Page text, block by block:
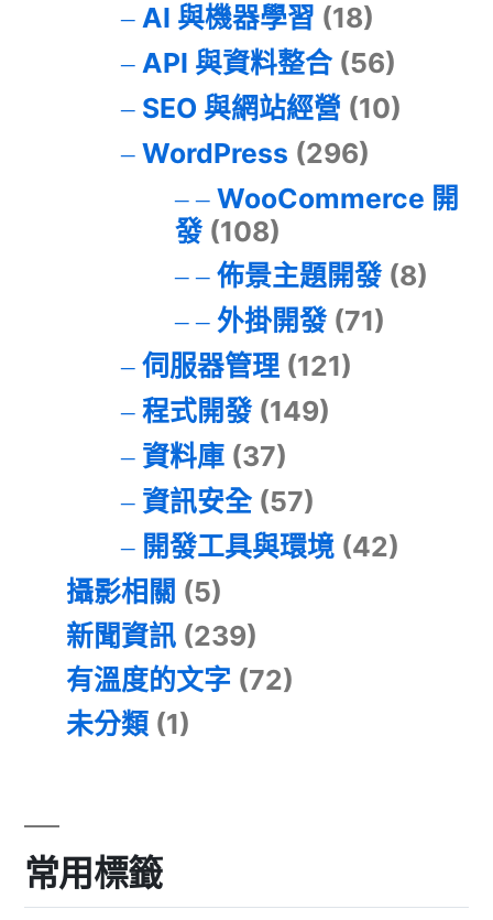
AI 與機器學習 (18)
API 與資料整合(56)
SEO 與網站經營 (10)
WordPress (296)
WooCommerce 開
發(108)
佈景主題開發(8)
外掛開發(71)
伺服器管理(121)
程式開發(149)
資料庫(37)
資訊安全(57)
開發工具與環境(42)
攝影相關 (5)
新聞資訊 (239)
有溫度的文字 (72)
未分類 (1)
常用標籤